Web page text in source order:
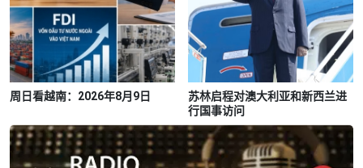
周日看越南：2026年8月9日
苏林启程对澳大利亚和新西兰进
行国事访问